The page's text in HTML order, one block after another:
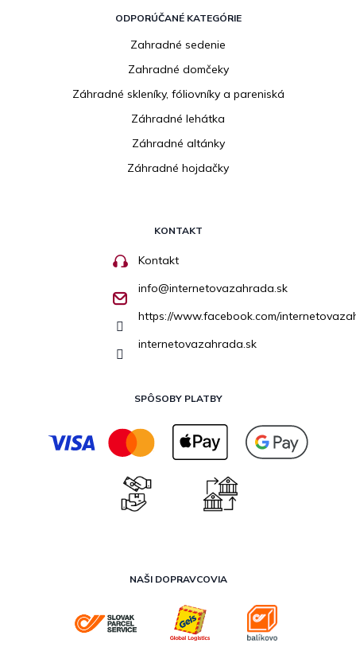
ODPORÚČANÉ KATEGÓRIE
Zahradné sedenie
Zahradné domčeky
Záhradné skleníky, fóliovníky a pareniská
Záhradné lehátka
Záhradné altánky
Záhradné hojdačky
KONTAKT
Kontakt
info@internetovazahrada.sk
https://www.facebook.com/
internetovazahrada.sk
SPÔSOBY PLATBY
NAŠI DOPRAVCOVIA